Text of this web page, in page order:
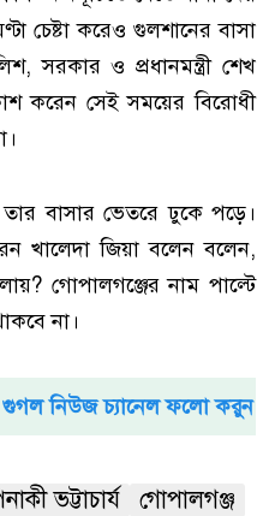
চেষ্টা করেও গুলশানের বাসা
সরকার ও প্রধানমন্ত্রী শেখ
করেন সেই সময়ের বিরোধী
বাসার ভেতরে ঢুকে পড়ে।
খালেদা জিয়া বলেন বলেন,
গোপালগঞ্জের নাম পাল্টে
না।
নিউজ চ্যানেল ফলো করুন
ভট্টাচার্য
গোপালগঞ্জ